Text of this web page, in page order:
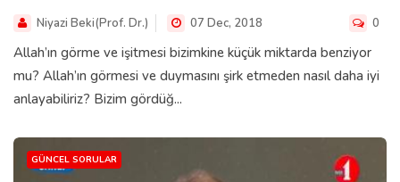
Niyazi Beki(Prof. Dr.) 07 Dec, 2018 0
Allah’ın görme ve işitmesi bizimkine küçük miktarda benziyor
mu? Allah’ın görmesi ve duymasını şirk etmeden nasıl daha iyi
anlayabiliriz? Bizim gördüğ...
GÜNCEL SORULAR